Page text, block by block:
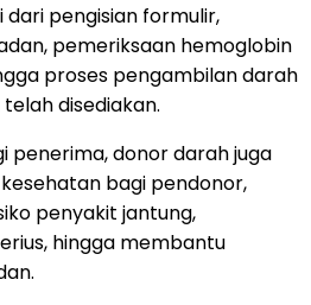
pengisian formulir,
pemeriksaan hemoglobin
proses pengambilan darah
disediakan.
penerima, donor darah juga
bagi pendonor,
penyakit jantung,
hingga membantu